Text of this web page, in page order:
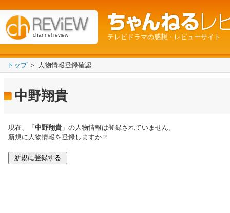
channel review テレビドラマの感想・レビューサイト
トップ＞ 人物情報登録確認
中野翔貴
現在、「 中野翔貴 」の人物情報は登録されていません。
新規に人物情報を登録しますか？